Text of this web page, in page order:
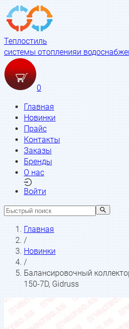
Теплостиль
системы отопленияи
0
Главная
Новинки
Прайс
Контакты
Заказы
Бренды
О нас
Войти
Главная
/
Новинки
/
Балансировочный
150-7D, Gidruss